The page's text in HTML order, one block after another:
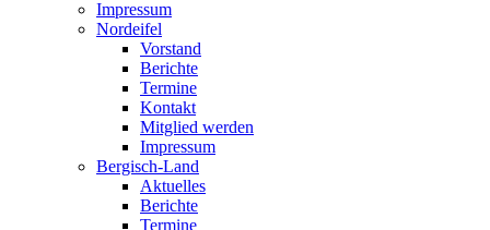
Impressum
Nordeifel
Vorstand
Berichte
Termine
Kontakt
Mitglied werden
Impressum
Bergisch-Land
Aktuelles
Berichte
Termine